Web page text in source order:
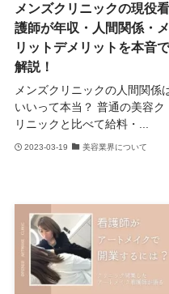
メンズクリニックの現役看
護師が年収・人間関係・メ
リットデメリットを本音で
解説！
メンズクリニックの人間関係
いいって本当？ 普通の美容ク
リニックと比べて給料・...
2023-03-19 美容業界について